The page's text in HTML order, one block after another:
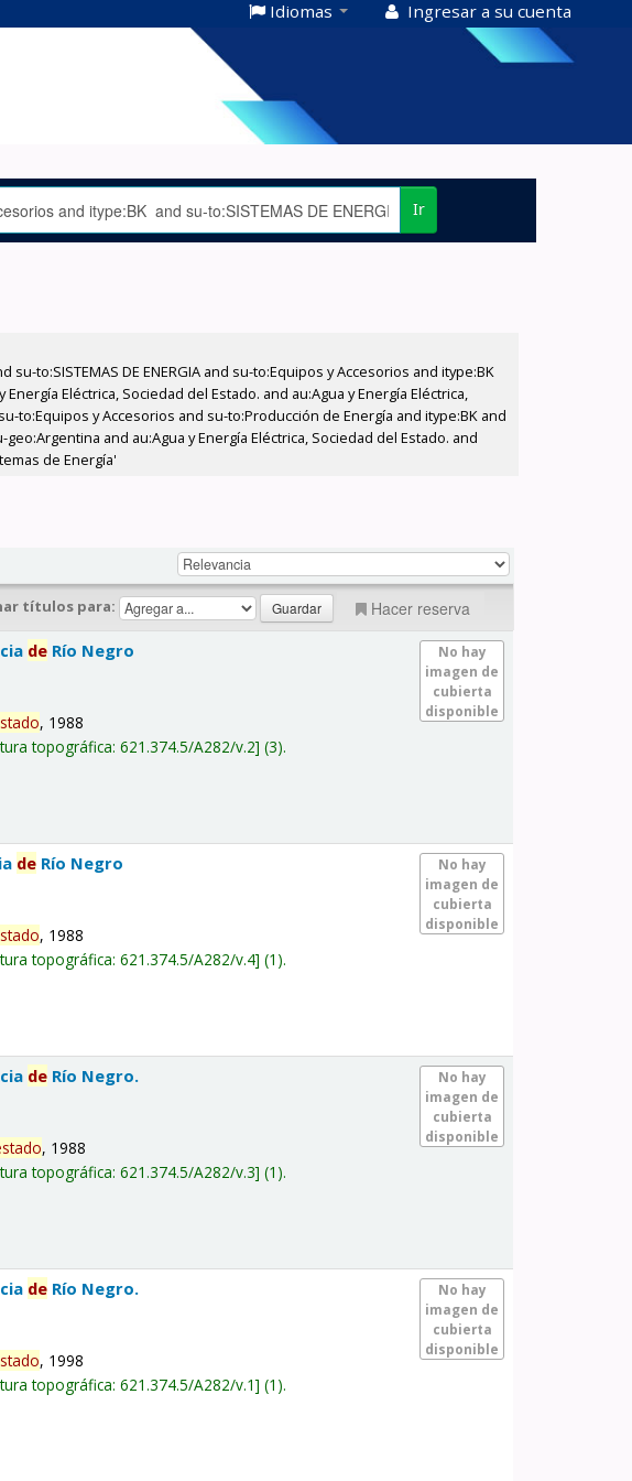
Idiomas Ingresar a su cuenta
Ir
to:SISTEMAS DE ENERGIA and su-to:Equipos y Accesorios and itype:BK
Eléctrica, Sociedad del Estado. and au:Agua y Energía Eléctrica,
to:Equipos y Accesorios and su-to:Producción de Energía and itype:BK and
and au:Agua y Energía Eléctrica, Sociedad del Estado. and
de Energía'
títulos para: Hacer reserva
No hay
imagen de
cubierta
disponible
de Río Negro
, 1988
topográfica:621.374.5/A282/v.2 (3).
No hay
imagen de
cubierta
disponible
de Río Negro
, 1988
topográfica:621.374.5/A282/v.4 (1).
No hay
imagen de
cubierta
disponible
de Río Negro.
, 1988
topográfica:621.374.5/A282/v.3 (1).
No hay
imagen de
cubierta
disponible
de Río Negro.
, 1998
topográfica:621.374.5/A282/v.1 (1).